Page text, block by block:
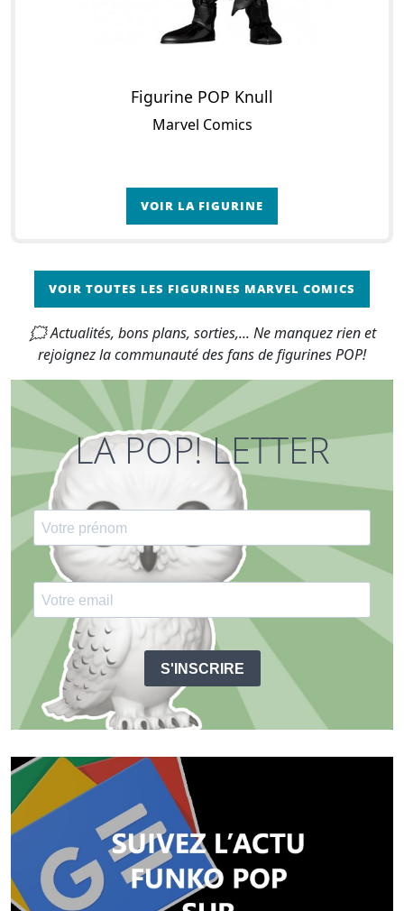
Figurine POP Knull
Marvel Comics
VOIR LA FIGURINE
VOIR TOUTES LES FIGURINES MARVEL COMICS
🗯 Actualités, bons plans, sorties,... Ne manquez rien et
rejoignez la communauté des fans de figurines POP!
LA POP! LETTER
S'INSCRIRE